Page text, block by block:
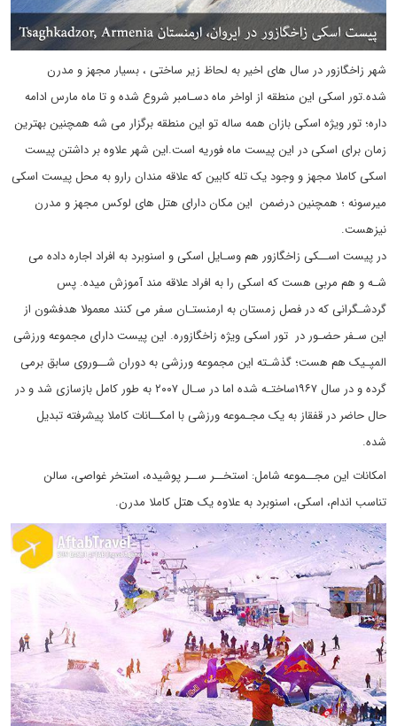
شهر زاخگازور در سال های اخیر به لحاظ زیر ساختی ، بسیار مجهز و مدرن
شده.تور اسکی این منطقه از اواخر ماه دسـامبر شروع شده و تا ماه مارس ادامه
داره؛ تور ویژه اسکی بازان همه ساله تو این منطقه برگزار می شه همچنین بهترین
زمان برای اسکی در این پیست ماه فوریه است.این شهر علاوه بر داشتن پیست
اسکی کاملا مجهز و وجود یک تله کابین که علاقه مندان رارو به محل پیست اسکی
میرسونه ؛ همچنین درضمن این مکان دارای هتل های لوکس مجهز و مدرن
نیزهست.
در پیست اســکی زاخگازور هم وسـایل اسکی و اسنوبرد به افراد اجاره داده می
شـه و هم مربی هست که اسکی را به افراد علاقه مند آموزش میده. پس
گردشـگرانی که در فصل زمستان به ارمنستـان سفر می کنند معمولا هدفشون از
این سـفر حضـور در تور اسکی ویژه زاخگازوره. این پیست دارای مجموعه ورزشی
المپـیک هم هست؛ گذشـته این مجموعه ورزشی به دوران شــوروی سابق برمی
گرده و در سال ۱۹۶۷ساختـه شده اما در سـال ۲۰۰۷ به طور کامل بازسازی شد و در
حال حاضر در قفقاز به یک مجـموعه ورزشی با امکــانات کاملا پیشرفته تبدیل
شده.
امکانات این مجــموعه شامل: استخــر ســر پوشیده، استخر غواصی، سالن
تناسب اندام، اسکی، اسنوبرد به علاوه یک هتل کاملا مدرن.